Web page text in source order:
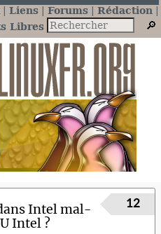
Liens Forums
Rédaction
Libres
Intel mal-
Intel ?
12